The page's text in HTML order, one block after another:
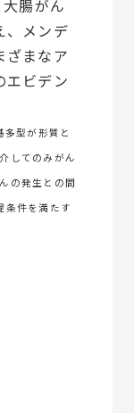
腸がん
、メンデ
ざまなア
エビデン
型が形質と
してのみがん
の発生との間
条件を満たす